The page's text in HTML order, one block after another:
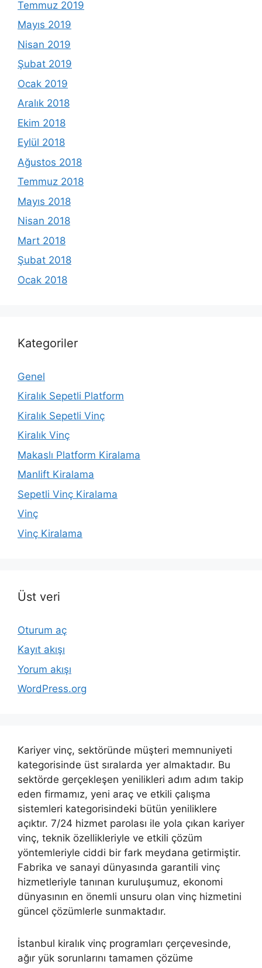
Temmuz 2019
Mayıs 2019
Nisan 2019
Şubat 2019
Ocak 2019
Aralık 2018
Ekim 2018
Eylül 2018
Ağustos 2018
Temmuz 2018
Mayıs 2018
Nisan 2018
Mart 2018
Şubat 2018
Ocak 2018
Kategoriler
Genel
Kiralık Sepetli Platform
Kiralık Sepetli Vinç
Kiralık Vinç
Makaslı Platform Kiralama
Manlift Kiralama
Sepetli Vinç Kiralama
Vinç
Vinç Kiralama
Üst veri
Oturum aç
Kayıt akışı
Yorum akışı
WordPress.org
Kariyer vinç, sektöründe müşteri memnuniyeti
kategorisinde üst sıralarda yer almaktadır. Bu
sektörde gerçekleşen yenilikleri adım adım takip
eden firmamız, yeni araç ve etkili çalışma
sistemleri kategorisindeki bütün yeniliklere
açıktır. 7/24 hizmet parolası ile yola çıkan kariyer
vinç, teknik özellikleriyle ve etkili çözüm
yöntemleriyle ciddi bir fark meydana getirmiştir.
Fabrika ve sanayi dünyasında garantili vinç
hizmetleriyle tanınan kuruluşumuz, ekonomi
dünyasının en önemli unsuru olan vinç hizmetini
güncel çözümlerle sunmaktadır.
İstanbul kiralık vinç programları çerçevesinde,
ağır yük sorunlarını tamamen çözüme